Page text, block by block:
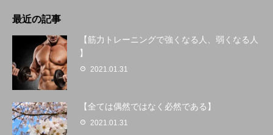
最近の記事
【筋力トレーニングで強くなる人、弱くなる人
】
2021.01.31
【全ては偶然ではなく必然である】
2021.01.31